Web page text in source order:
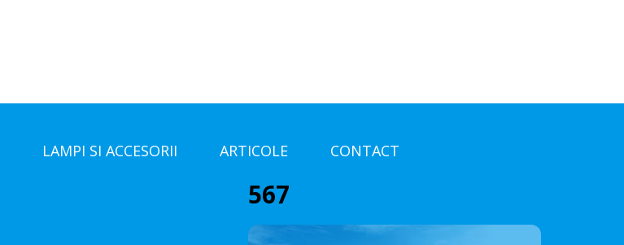
LAMPI SI ACCESORII ARTICOLE CONTACT
567